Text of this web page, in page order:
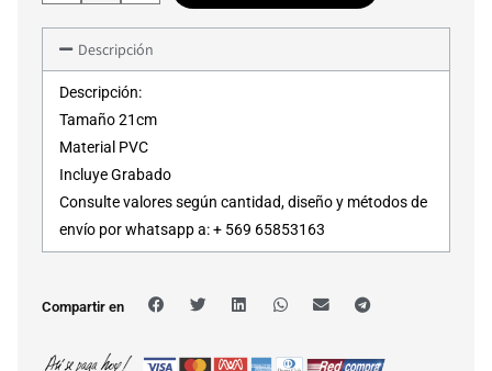
Descripción
Descripción:
Tamaño 21cm
Material PVC
Incluye Grabado
Consulte valores según cantidad, diseño y métodos de
envío por whatsapp a: + 569 65853163
Compartir en